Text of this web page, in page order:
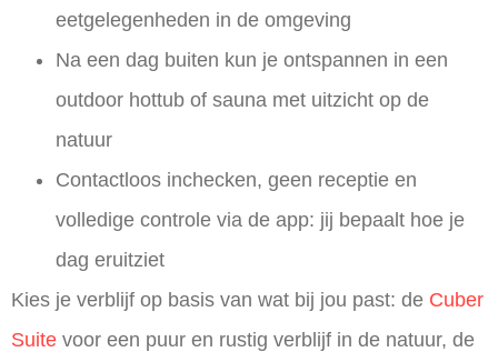
eetgelegenheden in de omgeving
Na een dag buiten kun je ontspannen in een
outdoor hottub of sauna met uitzicht op de
natuur
Contactloos inchecken, geen receptie en
volledige controle via de app: jij bepaalt hoe je
dag eruitziet
Kies je verblijf op basis van wat bij jou past: de Cuber
Suite voor een puur en rustig verblijf in de natuur, de